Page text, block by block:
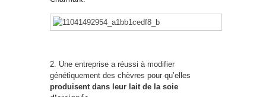
2. Une entreprise a réussi à modifier
génétiquement des chèvres pour qu’elles
produisent dans leur lait de la soie